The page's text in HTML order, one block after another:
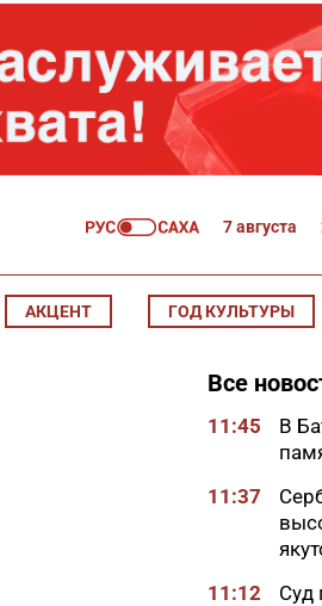
7 августа
АКЦЕНТ ГОД КУЛЬТУРЫ
Все
11:45
В
11:37
11:12
Суд